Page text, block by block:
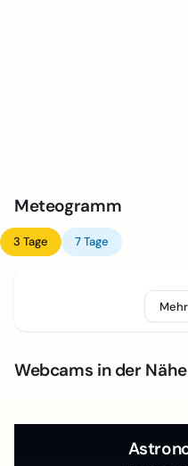
Meteogramm
3 Tage 7 Tage
Webcams in der Nähe